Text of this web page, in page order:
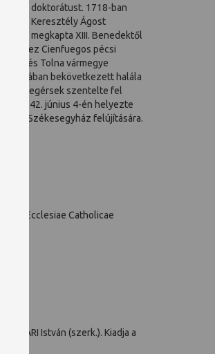
doktorátust. 1718-ban
Keresztély Ágost
ban megkapta XIII. Benedektől
Alvarez Cienfuegos pécsi
és Tolna vármegye
Rómában bekövetkezett halála
a hercegérsek szentelte fel
1742. június 4-én helyezte
a Székesegyház felújítására.
Ecclesiae Catholicae
István (szerk.). Kiadja a